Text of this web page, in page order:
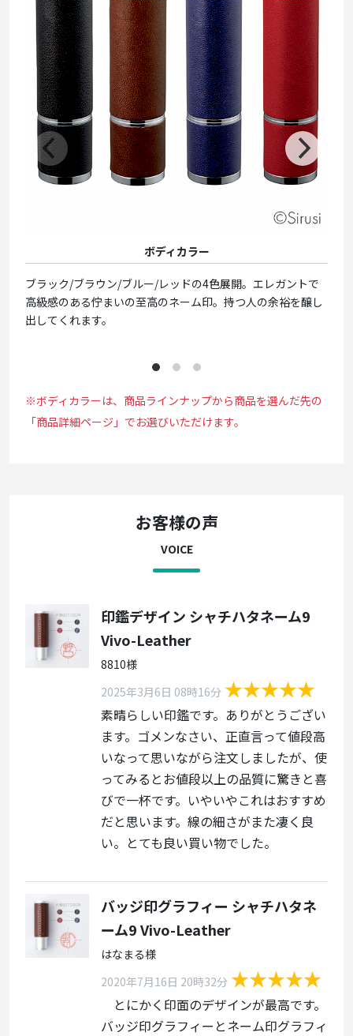
ボディカラー
ブラック/ブラウン/ブルー/レッドの4色展開。エレガントで
高級感のある佇まいの至高のネーム印。持つ人の余裕を醸し
出してくれます。
※ボディカラーは、商品ラインナップから商品を選んだ先の
「商品詳細ページ」でお選びいただけます。
お客様の声
VOICE
印鑑デザイン シャチハタネーム9
Vivo-Leather
8810様
2025年3月6日 08時16分
素晴らしい印鑑です。ありがとうござい
ます。ゴメンなさい、正直言って値段高
いなって思いながら注文しましたが、使
ってみるとお値段以上の品質に驚きと喜
びで一杯です。いやいやこれはおすすめ
だと思います。線の細さがまた凄く良
い。とても良い買い物でした。
バッジ印グラフィー シャチハタネ
ーム9 Vivo-Leather
はなまる様
2020年7月16日 20時32分
とにかく印面のデザインが最高です。
バッジ印グラフィーとネーム印グラフィ